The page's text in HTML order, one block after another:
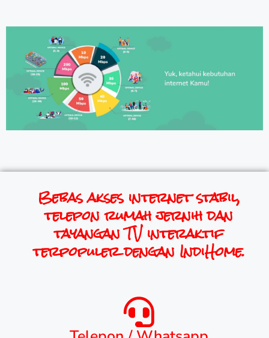
Bebas akses internet stabil,
telepon rumah jernih dan
tayangan TV interaktif
terpopuler dengan IndiHome.